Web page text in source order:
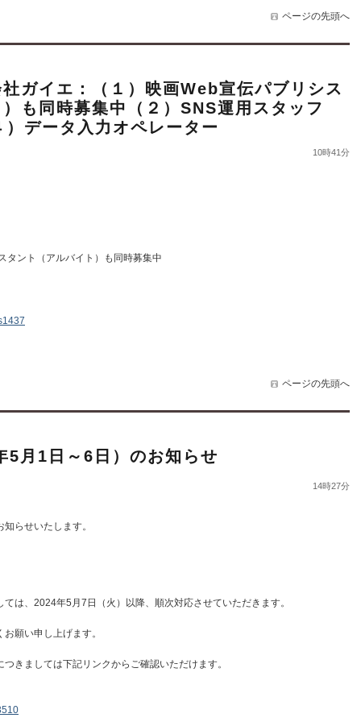
ページの先頭へ
ガイエ：（１）映画Web宣伝パブリシス
も同時募集中（２）SNS運用スタッフ
）データ入力オペレーター
10時41分
ント（アルバイト）も同時募集中
ページの先頭へ
5月1日～6日）のお知らせ
14時27分
らせいたします。
は、2024年5月7日（火）以降、順次対応させていただきます。
願い申し上げます。
きましては下記リンクからご確認いただけます。